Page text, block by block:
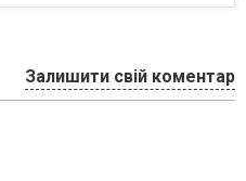
Залишити свій коментар